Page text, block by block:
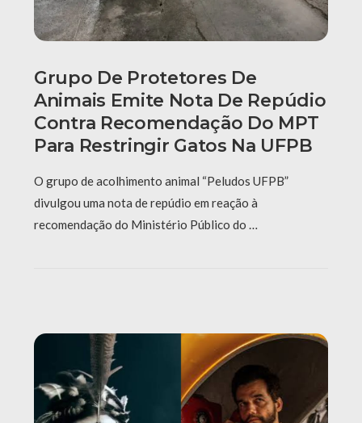
Grupo De Protetores De
Animais Emite Nota De Repúdio
Contra Recomendação Do MPT
Para Restringir Gatos Na UFPB
O grupo de acolhimento animal “Peludos UFPB”
divulgou uma nota de repúdio em reação à
recomendação do Ministério Público do …